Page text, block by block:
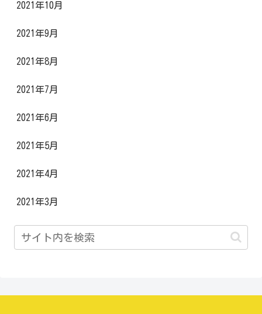
2021年10月
2021年9月
2021年8月
2021年7月
2021年6月
2021年5月
2021年4月
2021年3月